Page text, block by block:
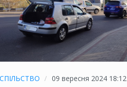
09 вересня 2024 18:12